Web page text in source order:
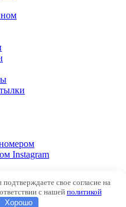
Instagram
свое согласие на
с нашей политикой
Хорошо